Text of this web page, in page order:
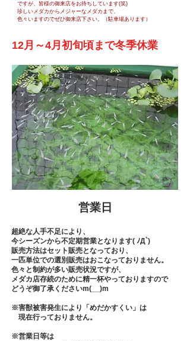
ですが、皆様の御来店をお待ちしています(笑)
珍しいメダカからメジャーなメダカまで、
​ 色々いますのでぜひ御来店下さい。（駐車場あります）
12月～4月初旬頃まで冬季休業
​営業日
超絶な人手不足により、
今シーズンから不定期営業となります( ﾉД`)
販売方法はセット販売となっており、
​一匹単位での選別販売はおこなっておりません。
色々と制約が多い販売状況ですが、
メダカ店存続のために精一杯やっておりますので
​どうぞ御了承くださいm(__)m
※害獣被害発生により「めだかすくい」は
現在行っておりません。
​※営業日等は